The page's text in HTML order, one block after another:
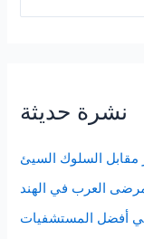
نشرة حديثة
العرب في الهند
في أفضل المستشفيات